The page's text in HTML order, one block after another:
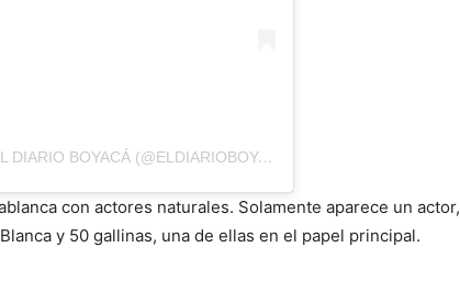
UNA PUBLICACIÓN COMPARTIDA DE EL DIARIO BOYACÁ (@ELDIARIOBOYACA)
con actores naturales. Solamente aparece un actor,
y 50 gallinas, una de ellas en el papel principal.